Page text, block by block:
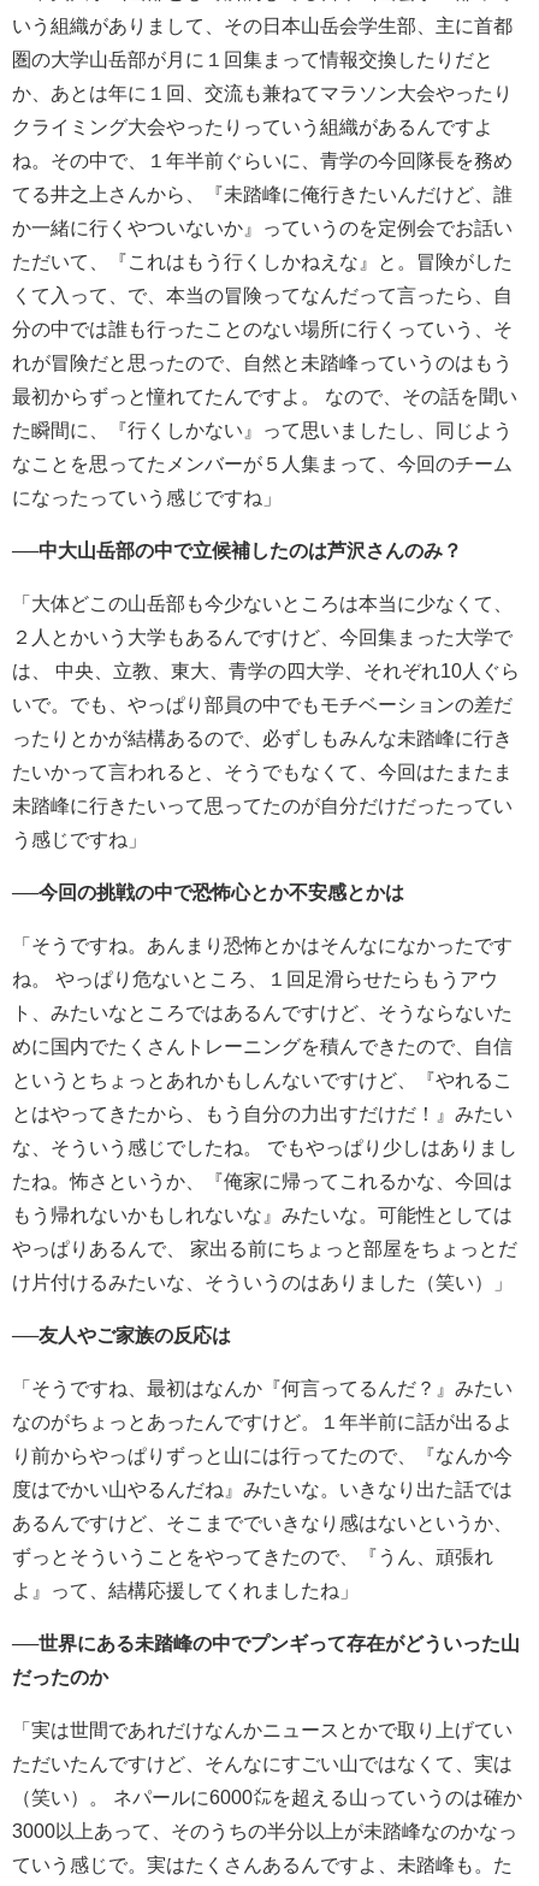
いう組織がありまして、その日本山岳会学生部、主に首都
圏の大学山岳部が月に１回集まって情報交換したりだと
か、あとは年に１回、交流も兼ねてマラソン大会やったり
クライミング大会やったりっていう組織があるんですよ
ね。その中で、１年半前ぐらいに、青学の今回隊長を務め
てる井之上さんから、『未踏峰に俺行きたいんだけど、誰
か一緒に行くやついないか』っていうのを定例会でお話い
ただいて、『これはもう行くしかねえな』と。冒険がした
くて入って、で、本当の冒険ってなんだって言ったら、自
分の中では誰も行ったことのない場所に行くっていう、そ
れが冒険だと思ったので、自然と未踏峰っていうのはもう
最初からずっと憧れてたんですよ。 なので、その話を聞い
た瞬間に、『行くしかない』って思いましたし、同じよう
なことを思ってたメンバーが５人集まって、今回のチーム
になったっていう感じですね」
──中大山岳部の中で立候補したのは芦沢さんのみ？
「大体どこの山岳部も今少ないところは本当に少なくて、
２人とかいう大学もあるんですけど、今回集まった大学で
は、 中央、立教、東大、青学の四大学、それぞれ10人ぐら
いで。でも、やっぱり部員の中でもモチベーションの差だ
ったりとかが結構あるので、必ずしもみんな未踏峰に行き
たいかって言われると、そうでもなくて、今回はたまたま
未踏峰に行きたいって思ってたのが自分だけだったってい
う感じですね」
──今回の挑戦の中で恐怖心とか不安感とかは
「そうですね。あんまり恐怖とかはそんなになかったです
ね。 やっぱり危ないところ、１回足滑らせたらもうアウ
ト、みたいなところではあるんですけど、そうならないた
めに国内でたくさんトレーニングを積んできたので、自信
というとちょっとあれかもしんないですけど、『やれるこ
とはやってきたから、もう自分の力出すだけだ！』みたい
な、そういう感じでしたね。 でもやっぱり少しはありまし
たね。怖さというか、『俺家に帰ってこれるかな、今回は
もう帰れないかもしれないな』みたいな。
可能性としては
やっぱりあるんで、 家出る前にちょっと部屋をちょっとだ
け片付けるみたいな、そういうのはありました（笑い）」
──友人やご家族の反応は
「そうですね、最初はなんか『何言ってるんだ？』みたい
なのがちょっとあったんですけど。１年半前に話が出るよ
り前からやっぱりずっと山には行ってたので、『なんか今
度はでかい山やるんだね』 みたいな。いきなり出た話では
あるんですけど、そこまででいきなり感はないというか、
ずっとそういうことをやってきたので、『うん、頑張れ
よ』って、結構応援してくれましたね」
──世界にある未踏峰の中でプンギって存在がどういった山
だったのか
「実は世間であれだけなんかニュースとかで取り上げてい
ただいたんですけど、そんなにすごい山ではなくて、実は
（笑い）。 ネパールに6000㍍を超える山っていうのは確か
3000以上あって、そのうちの半分以上が未踏峰なのかなっ
ていう感じで。実はたくさんあるんですよ、未踏峰も。 た